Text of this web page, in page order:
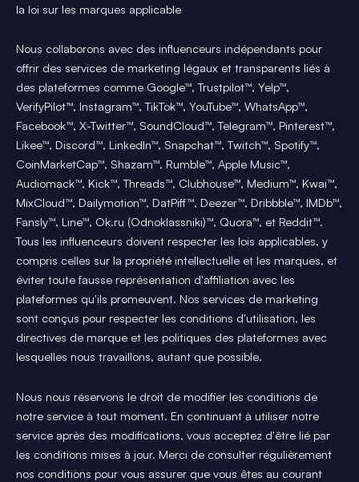
la loi sur les marques applicable
Nous collaborons avec des influenceurs indépendants pour
offrir des services de marketing légaux et transparents liés à
des plateformes comme Google™, Trustpilot™, Yelp™,
VerifyPilot™, Instagram™, TikTok™, YouTube™, WhatsApp™,
Facebook™, X-Twitter™, SoundCloud™, Telegram™, Pinterest™,
Likee™, Discord™, LinkedIn™, Snapchat™, Twitch™, Spotify™,
CoinMarketCap™, Shazam™, Rumble™, Apple Music™,
Audiomack™, Kick™, Threads™, Clubhouse™, Medium™, Kwai™,
MixCloud™, Dailymotion™, DatPiff™, Deezer™, Dribbble™, IMDb™,
Fansly™, Line™, Ok.ru (Odnoklassniki)™, Quora™, et Reddit™.
Tous les influenceurs doivent respecter les lois applicables, y
compris celles sur la propriété intellectuelle et les marques, et
éviter toute fausse représentation d'affiliation avec les
plateformes qu'ils promeuvent. Nos services de marketing
sont conçus pour respecter les conditions d'utilisation, les
directives de marque et les politiques des plateformes avec
lesquelles nous travaillons, autant que possible.
Nous nous réservons le droit de modifier les conditions de
notre service à tout moment. En continuant à utiliser notre
service après des modifications, vous acceptez d'être lié par
les conditions mises à jour. Merci de consulter régulièrement
nos conditions pour vous assurer que vous êtes au courant